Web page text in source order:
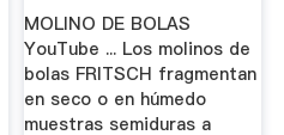
MOLINO DE BOLAS
YouTube ... Los molinos de
bolas FRITSCH fragmentan
en seco o en húmedo
muestras semiduras a